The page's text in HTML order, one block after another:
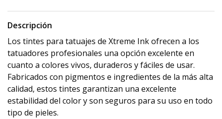
Descripción
Los tintes para tatuajes de Xtreme Ink ofrecen a los
tatuadores profesionales una opción excelente en
cuanto a colores vivos, duraderos y fáciles de usar.
Fabricados con pigmentos e ingredientes de la más alta
calidad, estos tintes garantizan una excelente
estabilidad del color y son seguros para su uso en todo
tipo de pieles.